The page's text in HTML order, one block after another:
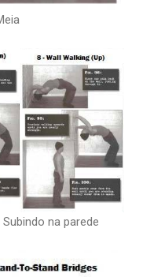
na parede